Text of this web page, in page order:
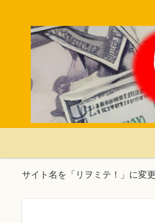
サイト名を「リヲミテ！」に変